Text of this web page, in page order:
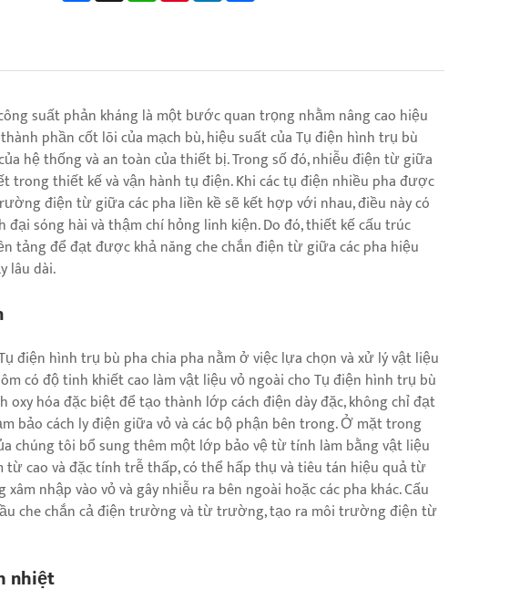
suất phản kháng là một bước quan trọng nhằm nâng cao hiệu
phần cốt lõi của mạch bù, hiệu suất của Tụ điện hình trụ bù
hệ thống và an toàn của thiết bị. Trong số đó, nhiễu điện từ giữa
trong thiết kế và vận hành tụ điện. Khi các tụ điện nhiều pha được
điện từ giữa các pha liền kề sẽ kết hợp với nhau, điều này có
sóng hài và thậm chí hỏng linh kiện. Do đó, thiết kế cấu trúc
tảng để đạt được khả năng che chắn điện từ giữa các pha hiệu
lâu dài.
điện hình trụ bù pha chia pha nằm ở việc lựa chọn và xử lý vật liệu
có độ tinh khiết cao làm vật liệu vỏ ngoài cho Tụ điện hình trụ bù
oxy hóa đặc biệt để tạo thành lớp cách điện dày đặc, không chỉ đạt
bảo cách ly điện giữa vỏ và các bộ phận bên trong. Ở mặt trong
chúng tôi bổ sung thêm một lớp bảo vệ từ tính làm bằng vật liệu
cao và đặc tính trễ thấp, có thể hấp thụ và tiêu tán hiệu quả từ
nhập vào vỏ và gây nhiễu ra bên ngoài hoặc các pha khác. Cấu
che chắn cả điện trường và từ trường, tạo ra môi trường điện từ
nhiệt